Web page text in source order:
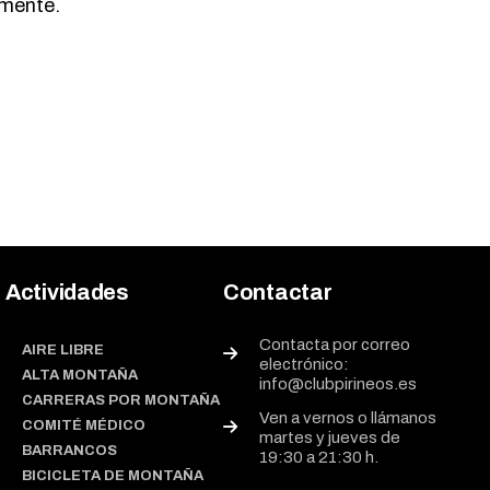
Actividades
AIRE LIBRE
ALTA MONTAÑA
CARRERAS POR MONTAÑA
COMITÉ MÉDICO
BARRANCOS
BICICLETA DE MONTAÑA
Contactar
Contacta por correo
electrónico:
info@clubpirineos.es
Ven a vernos o llámanos
martes y jueves de
19:30 a 21:30 h.